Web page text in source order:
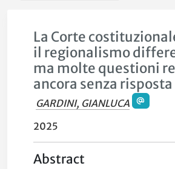
La Corte
il regionalismo
ma molte questioni
ancora senza risposta
GARDINI, GIANLUCA
2025
Abstract